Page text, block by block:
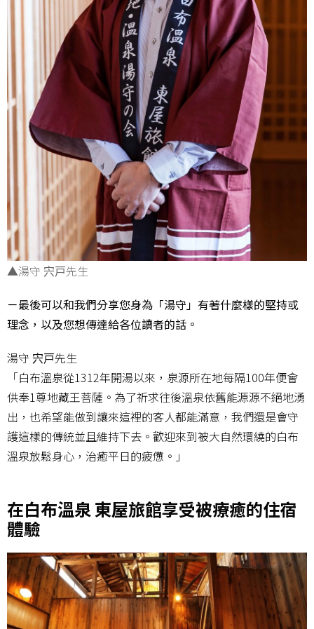
▲湯守 宍戸先生
－最後可以和我們分享您身為「湯守」有著什麼樣的堅持或
理念，以及您想傳達給各位讀者的話。
湯守 宍戸先生
「白布溫泉從1312年開湯以來，泉源所在地每隔100年便會
供奉1尊地藏王菩薩。為了祈求往後溫泉依舊能源源不絕地湧
出，也希望能做到讓來這裡的客人都能滿意，我們還是會守
護這樣的傳統並且維持下去。歡迎來到被大自然環繞的白布
溫泉放鬆身心，治癒平日的疲憊。」
在白布溫泉 東屋旅館享受被療癒的住宿
體驗